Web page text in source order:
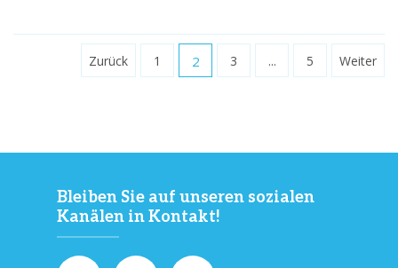
Zurück 1 2 3 ... 5 Weiter
Bleiben Sie auf unseren sozialen
Kanälen in Kontakt!